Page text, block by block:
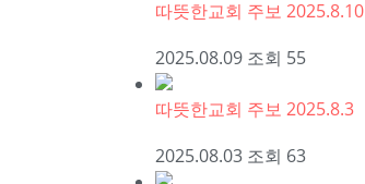
따뜻한교회 주보 2025.8.10
2025.08.09 조회 55
따뜻한교회 주보 2025.8.3
2025.08.03 조회 63